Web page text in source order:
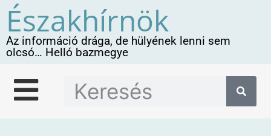
Északhírnök
Az információ drága, de hülyének lenni sem
olcsó… Helló bazmegye